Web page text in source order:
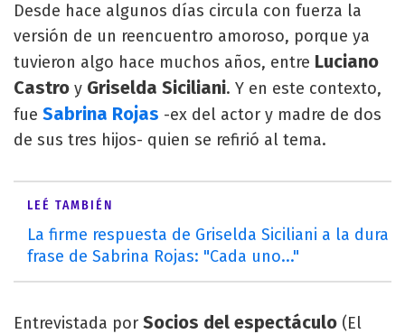
Desde hace algunos días circula con fuerza la
versión de un reencuentro amoroso, porque ya
tuvieron algo hace muchos años, entre Luciano
Castro y Griselda Siciliani. Y en este contexto,
fue Sabrina Rojas -ex del actor y madre de dos
de sus tres hijos- quien se refirió al tema.
LEÉ TAMBIÉN
La firme respuesta de Griselda Siciliani a la dura
frase de Sabrina Rojas: "Cada uno..."
Entrevistada por Socios del espectáculo (El